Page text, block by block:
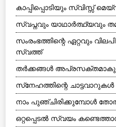
കാപ്പിപ്പൊടിയും സ്വിസ്സ്
സ്വപ്നവും യാഥാര്‍ത്ഥ്യവും
സംരംഭത്തിന്റെ ഏറ്റവും
സ്വത്ത്
തര്‍ക്കങ്ങള്‍
സ്‌നേഹത്തിന്റെ ചാട്ടവാറുകള്‍
നാം പുഞ്ചിരിക്കുമ്പോൾ
ഒറ്റപ്പെടല്‍ സ്വയം